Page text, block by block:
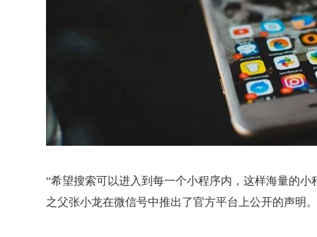
“希望搜索可以进入到每一个小程序内，这样海量的
之父张小龙在微信号中推出了官方平台上公开的声明。